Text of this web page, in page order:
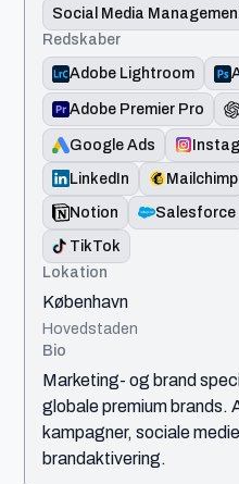
Social Media
Redskaber
Adobe Lightroom
Adobe Premier Pro
Google Ads
LinkedIn
Mailchimp
Notion
Salesforce
TikTok
Lokation
København
Hovedstaden
Bio
Marketing- og brand
globale premium
kampagner, sociale
brandaktivering.